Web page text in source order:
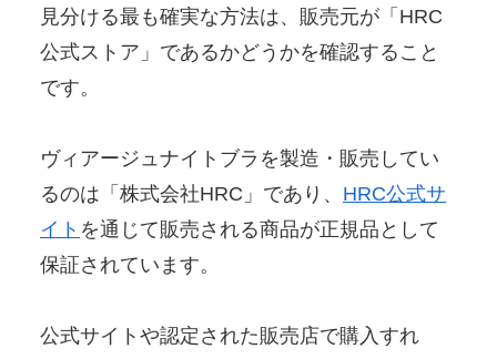
見分ける最も確実な方法は、販売元が「HRC
公式ストア」であるかどうかを確認すること
です。
ヴィアージュナイトブラを製造・販売してい
るのは「株式会社HRC」であり、 HRC公式サ
イト を通じて販売される商品が正規品として
保証されています。
公式サイトや認定された販売店で購入すれ